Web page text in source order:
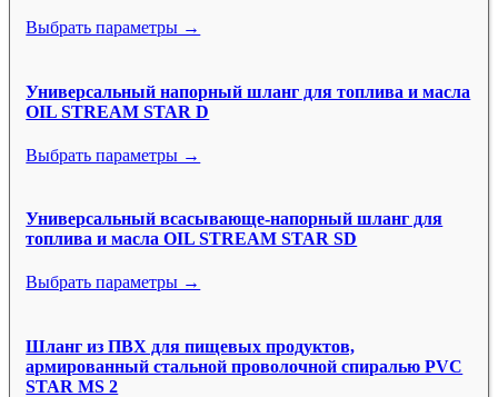
Выбрать параметры →
Универсальный напорный шланг для топлива и масла
OIL STREAM STAR D
Выбрать параметры →
Универсальный всасывающе-напорный шланг для
топлива и масла OIL STREAM STAR SD
Выбрать параметры →
Шланг из ПВХ для пищевых продуктов,
армированный стальной проволочной спиралью PVC
STAR MS 2